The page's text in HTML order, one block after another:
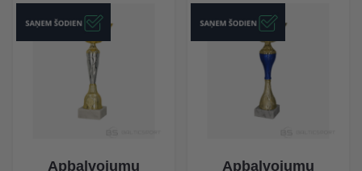
Apbalvojumu
Apbalvojumu